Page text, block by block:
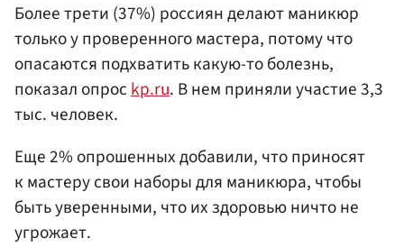
Более трети (37%) россиян делают маникюр
только у проверенного мастера, потому что
опасаются подхватить какую-то болезнь,
показал опросkp.ru. В нем приняли участие 3,3
тыс. человек.
Еще 2% опрошенных добавили, что приносят
к мастеру свои наборы для маникюра, чтобы
быть уверенными, что их здоровью ничто не
угрожает.